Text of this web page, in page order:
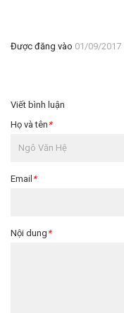
Được đăng vào 01/09/2017
Viết bình luận
Họ và tên *
Email *
Nội dung *